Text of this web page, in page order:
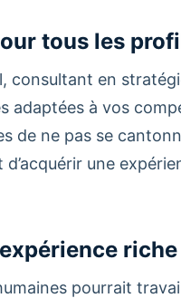
tous les
consultant en
adaptées à vos
de ne pas se
une
riche
pourrait